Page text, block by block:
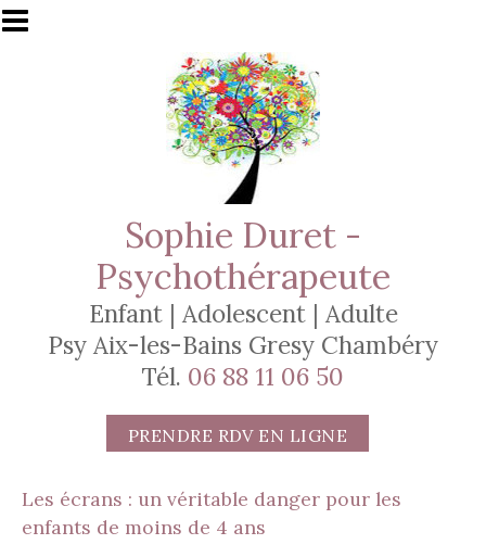
Aller au contenu principal
Sophie Duret -
Psychothérapeute
Enfant | Adolescent | Adulte
Psy Aix-les-Bains Gresy Chambéry
Tél. 06 88 11 06 50
PRENDRE RDV EN LIGNE
Les écrans : un véritable danger pour les
enfants de moins de 4 ans